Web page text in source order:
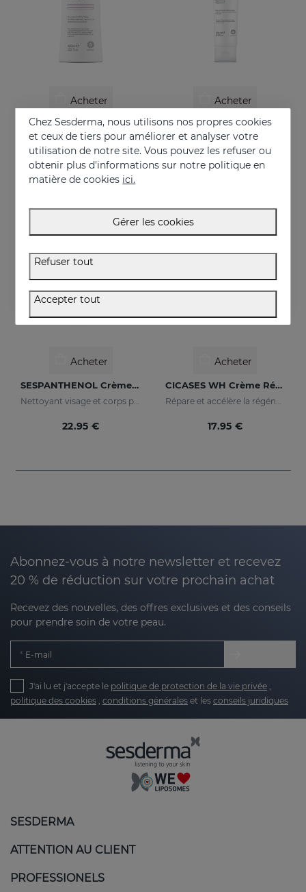
Acheter
SESPANTHENOL Lait Corporel
Lait corporel liposomé qui soulage les démangeaisons et les rougeurs des irritations cutanées
29.95 €
Acheter
26.95 €
Acheter
SESPANTHENOL Crème Moussante Sans Savon
Nettoyant visage et corps pour peaux sensibles ayant subi des agressions.
22.95 €
Acheter
CICASES WH Crème Réparatrice
Répare et accélère la régénération cutanée
17.95 €
Abonnez-vous à notre newsletter et recevez
20 % de réduction sur votre prochain achat
Recevez des nouvelles, des offres exclusives et des conseils
pour prendre soin de votre peau.
E-mail
J'ai lu et j'accepte le politique de protection de la vie privée ,
politique des cookies , conditions générales et les conseils juridiques
SESDERMA
ATTENTION AU CLIENT
PROFESSIONELS
Chez Sesderma, nous utilisons nos propres cookies
et ceux de tiers pour améliorer et analyser votre
utilisation de notre site. Vous pouvez les refuser ou
obtenir plus d'informations sur notre politique en
matière de cookies ici.
Gérer les cookies
Refuser tout
Accepter tout